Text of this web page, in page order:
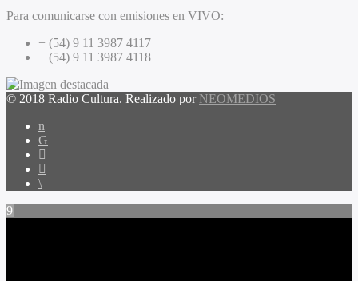
Para comunicarse con emisiones en VIVO:
+ (54) 9 11 3987 4117
+ (54) 9 11 3987 4118
© 2018 Radio Cultura. Realizado por NEOMEDIOS